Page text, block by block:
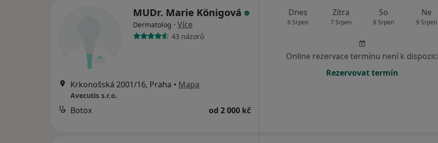
MUDr. Marie Königová
Dermatolog · Více
43 názorů
Krkonošská 2001/16, Praha • Mapa
Avecutis s.r.o.
Botox od 2 000 kč
Dnes
6 Srpen
Zítra
7 Srpen
So
8 Srpen
Ne
9 Srpen
Online rezervace termínu není k dispozici
Rezervovat termín